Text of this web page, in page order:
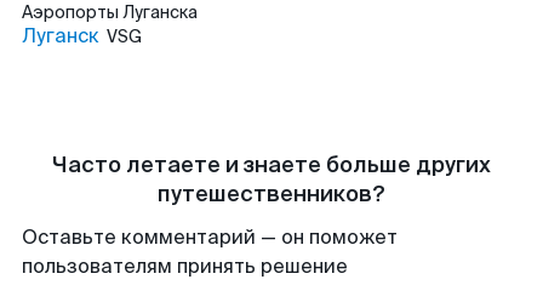
Аэропорты Луганска
Луганск VSG
Часто летаете и знаете больше других
путешественников?
Оставьте комментарий — он поможет
пользователям принять решение